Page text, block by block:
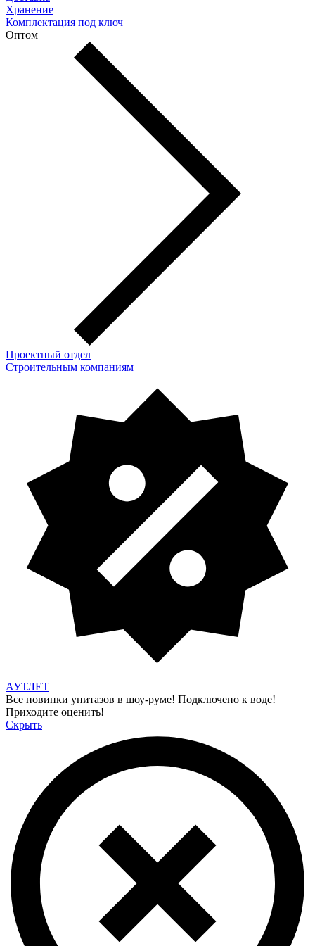
Хранение
Комплектация под ключ
Оптом
Проектный отдел
Строительным компаниям
АУТЛЕТ
Все новинки унитазов в шоу-руме! Подключено к воде!
Приходите оценить!
Скрыть